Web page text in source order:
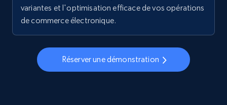
Walmart - products - Discover products by
using sku numbers
URL, Final price, Sku, Currency, Gtin,
Specifications, Image urls, Top reviews, and
variantes et l'optimisation efficace de vos opérations
de commerce électronique.
Réserver une démonstration